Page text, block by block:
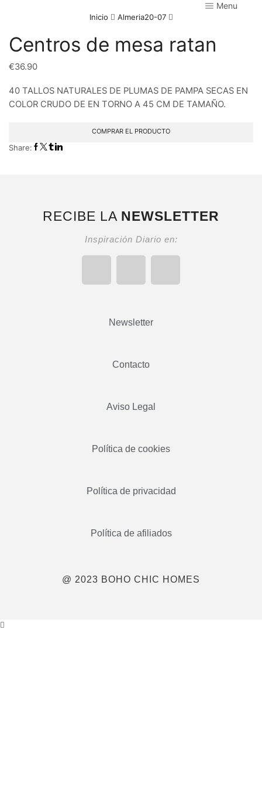
Menu
Inicio Almeria20-07
Centros de mesa ratan
€36.90
40 TALLOS NATURALES DE PLUMAS DE PAMPA SECAS EN
COLOR CRUDO DE EN TORNO A 45 CM DE TAMAÑO.
COMPRAR EL PRODUCTO
Share:
RECIBE LA NEWSLETTER
Inspiración Diario en:
Newsletter
Contacto
Aviso Legal
Política de cookies
Política de privacidad
Política de afiliados
@ 2023 BOHO CHIC HOMES